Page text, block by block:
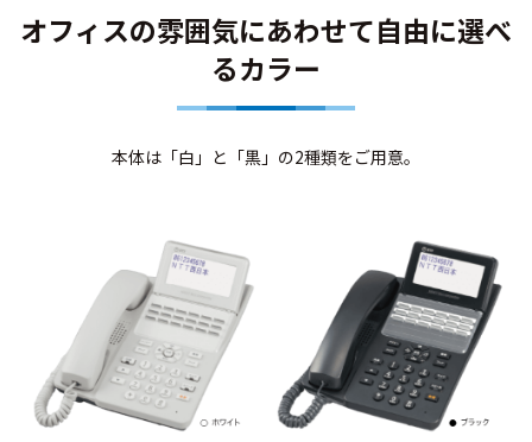
オフィスの雰囲気にあわせて自由に選べ
るカラー
本体は「白」と「黒」の2種類をご用意。